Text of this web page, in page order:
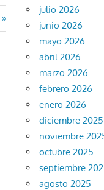
julio 2026
junio 2026
mayo 2026
abril 2026
marzo 2026
febrero 2026
enero 2026
diciembre 2025
noviembre
octubre 2025
septiembre
agosto 2025